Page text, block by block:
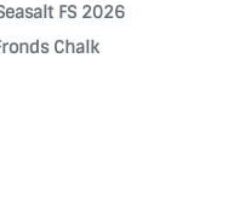
FS 2026
Chalk